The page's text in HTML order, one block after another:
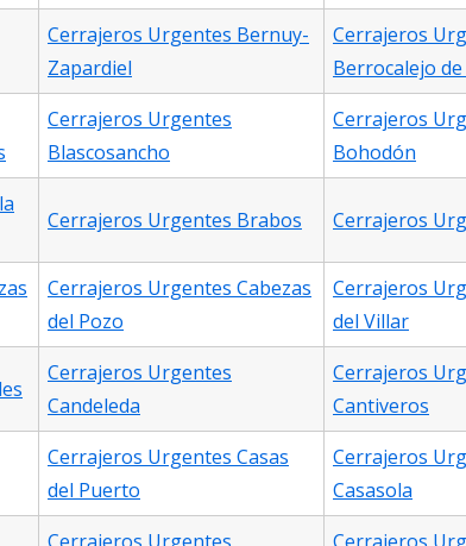
Cerrajeros Urgentes Bernuy-
Zapardiel
Cerrajeros
Berrocalejo
Cerrajeros Urgentes
Blascosancho
Cerrajeros
Bohodón
Cerrajeros Urgentes Brabos Cerrajeros
Cerrajeros Urgentes Cabezas
del Pozo
Cerrajeros
del Villar
Cerrajeros Urgentes
Candeleda
Cerrajeros
Cantiveros
Cerrajeros Urgentes Casas
del Puerto
Cerrajeros
Casasola